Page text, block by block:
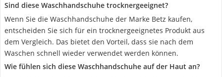
Sind diese Waschhandschuhe trocknergeeignet?
Wenn Sie die Waschhandschuhe der Marke Betz kaufen,
entscheiden Sie sich für ein trocknergeeignetes Produkt aus
dem Vergleich. Das bietet den Vorteil, dass sie nach dem
Waschen schnell wieder verwendet werden können.
Wie fühlen sich diese Waschhandschuhe auf der Haut an?